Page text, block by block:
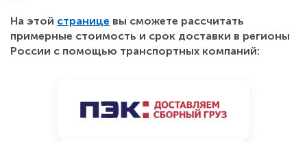
На этой странице вы сможете рассчитать
примерные стоимость и срок доставки в регионы
России с помощью транспортных компаний: